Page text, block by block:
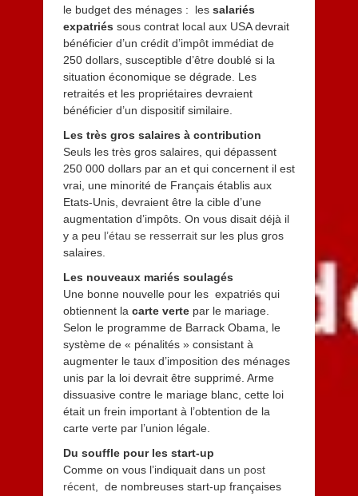
le budget des ménages : les salariés
expatriés sous contrat local aux USA devrait
bénéficier d’un crédit d’impôt immédiat de
250 dollars, susceptible d’être doublé si la
situation économique se dégrade. Les
retraités et les propriétaires devraient
bénéficier d’un dispositif similaire.
Les très gros salaires à contribution
Seuls les très gros salaires, qui dépassent
250 000 dollars par an et qui concernent il est
vrai, une minorité de Français établis aux
Etats-Unis, devraient être la cible d’une
augmentation d’impôts. On vous disait déjà il
y a peu l’étau se resserraitsur les plus gros
salaires.
Les nouveaux mariés soulagés
Une bonne nouvelle pour les expatriés qui
obtiennent la carte vertepar le mariage.
Selon le programme de Barrack Obama, le
système de « pénalités » consistant à
augmenter le taux d’imposition des ménages
unis par la loi devrait être supprimé. Arme
dissuasive contre le mariage blanc, cette loi
était un frein important à l’obtention de la
carte verte par l’union légale.
Du souffle pour les start-up
Comme on vous l’indiquait dans un post
récent, de nombreuses start-up françaises